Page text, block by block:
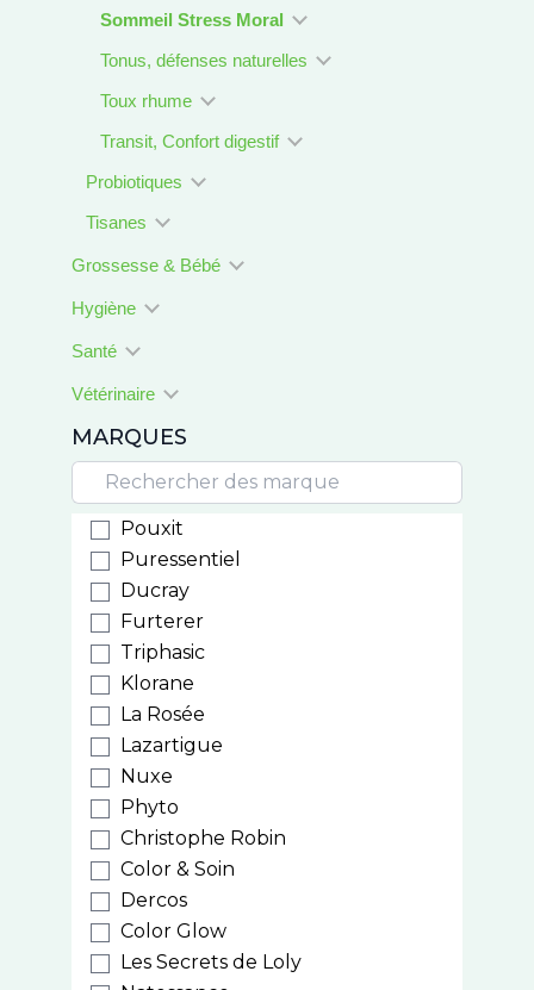
Sommeil Stress Moral
Tonus, défenses naturelles
Toux rhume
Transit, Confort digestif
Probiotiques
Tisanes
Grossesse & Bébé
Hygiène
Santé
Vétérinaire
MARQUES
Pouxit
Puressentiel
Ducray
Furterer
Triphasic
Klorane
La Rosée
Lazartigue
Nuxe
Phyto
Christophe Robin
Color & Soin
Dercos
Color Glow
Les Secrets de Loly